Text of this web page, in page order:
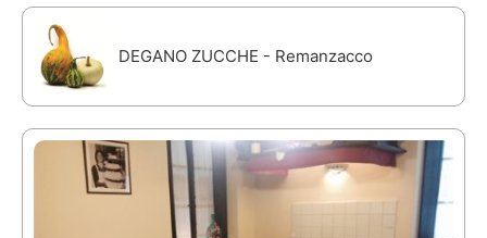
DEGANO ZUCCHE - Remanzacco